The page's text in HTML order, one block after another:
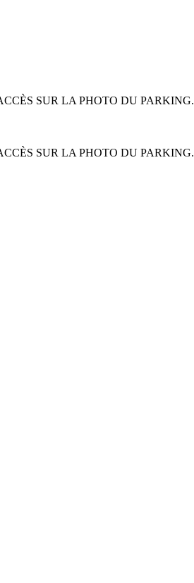
SUR LA PHOTO DU PARKING.
SUR LA PHOTO DU PARKING.